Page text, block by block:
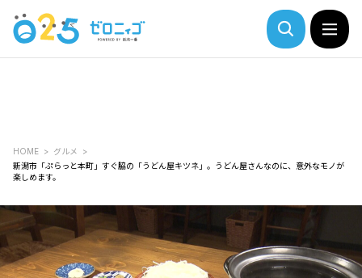
HOME
グルメ
新潟市「ぷらっと本町」すぐ脇の「うどん屋キツネ」。うどん屋さんなのに、意外なモノが
楽しめます。